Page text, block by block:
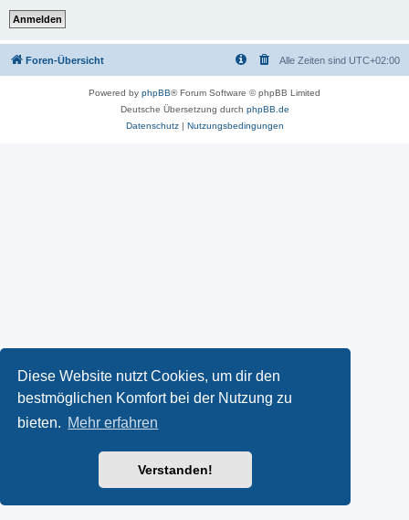
Diese Website nutzt Cookies, um dir den
bestmöglichen Komfort bei der Nutzung zu
bieten. Mehr erfahren
Verstanden!
Foren-Übersicht Alle Zeiten sind UTC+02:00
Powered by phpBB® Forum Software © phpBB Limited
Deutsche Übersetzung durch phpBB.de
Datenschutz| Nutzungsbedingungen